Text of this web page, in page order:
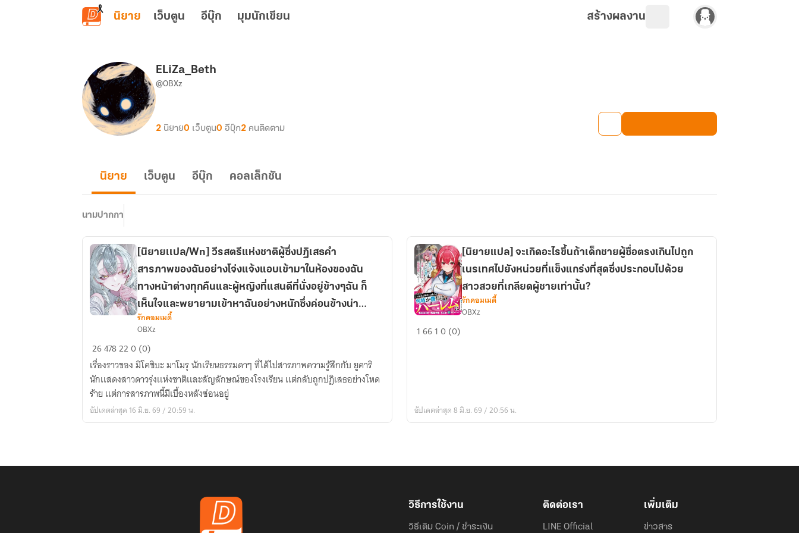
ข้ามไปยังเนื้อหาหลัก
นิยาย เว็บตูน อีบุ๊ก มุมนักเขียน สร้างผลงาน
ELiZa_Beth
@OBXz
2 นิยาย0 เว็บตูน0 อีบุ๊ก2 คนติดตาม
นิยาย เว็บตูน อีบุ๊ก คอลเล็กชัน
นามปากกา
เเปล/Wn]
วีรสตรี
แห่ง
ชาติ
ผู้
ซึ่ง
สารภาพ
[นิยายเเปล/Wn] วีรสตรีแห่งชาติผู้ซึ่งปฏิเสธคำ
สารภาพของฉันอย่างโจ่งแจ้งแอบเข้ามาในห้องของฉัน
ทางหน้าต่างทุกคืนและผู้หญิงที่แสนดีที่นั่งอยู่ข้างๆฉัน ก็
เห็นใจและพยายามเข้าหาฉันอย่างหนักซึ่งค่อนข้างน่า
กลัว
รักคอมเมดี้
OBXz
26478220 (0)
เรื่องราวของ มิโคชิบะ มาโมรุ นักเรียนธรรมดาๆ ที่ได้ไปสารภาพความรู้สึกกับ ยูคาริ
นักเเสดงสาวดาวรุ่งเเห่งชาติเเละสัญลักษณ์ของโรงเรียน เเต่กลับถูกปฎิเสธอย่างโหด
ร้าย เเต่การสารภาพนี้มีเบื้องหลังซ่อนอยู่
อัปเดตล่าสุด 16 มิ.ย. 69 / 20:59 น.
แปล]
ถ้า
เด็ก
ซื่อตรง
ถูก
เนรเทศ
[นิยายแปล] จะเกิดอะไรขึ้นถ้าเด็กชายผู้ซื่อตรงเกินไปถูก
เนรเทศไปยังหน่วยที่แข็งแกร่งที่สุดซึ่งประกอบไปด้วย
สาวสวยที่เกลียดผู้ชายเท่านั้น?
รักคอมเมดี้
OBXz
16610 (0)
อัปเดตล่าสุด 8 มิ.ย. 69 / 20:56 น.
วิธีการใช้งาน
วิธีเติม Coin / ชำระเงิน
ติดต่อเรา
LINE Official
เพิ่มเติม
ข่าวสาร